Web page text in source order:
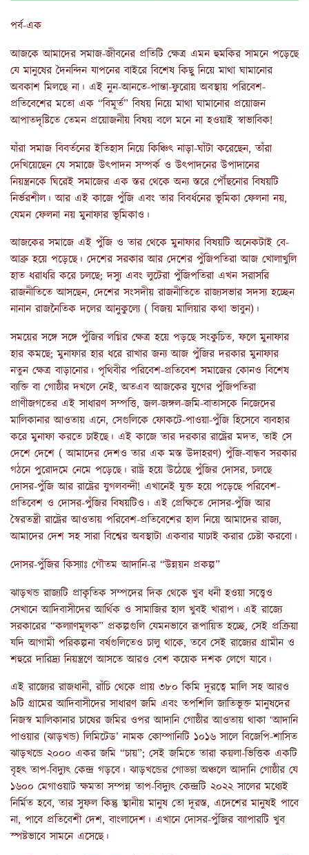
পর্ব-এক
আজকে আমাদের সমাজ-জীবনের প্রতিটি ক্ষেত্র এমন হুমকির সামনে পড়েছে
যে মানুষের দৈনন্দিন যাপনের বাইরে বিশেষ কিছু নিয়ে মাথা ঘামানোর
অবকাশ মিলছে না। এই নুন-আনতে-পান্তা-ফুরোয় অবস্থায় পরিবেশ-
প্রতিবেশের মতো এক “বিমূর্ত” বিষয় নিয়ে মাথা ঘামানোর প্রয়োজন
আপাতদৃষ্টিতে তেমন প্রয়োজনীয় বিষয় বলে মনে না হওয়াই স্বাভাবিক!
যাঁরা সমাজ বিবর্তনের ইতিহাস নিয়ে কিঞ্চিৎ নাড়া-ঘাঁটা করেছেন, তাঁরা
দেখিয়েছেন যে সমাজে উৎপাদন সম্পর্ক ও উৎপাদনের উপাদানের
নিয়ন্ত্রনকে ঘিরেই সমাজের এক স্তর থেকে অন্য স্তরে পৌঁছনোর বিষয়টি
নির্ভরশীল। আর এই কাজে পুঁজি এবং তার বিবর্ধনের ভূমিকা ফেলনা নয়,
যেমন ফেলনা নয় মুনাফার ভূমিকাও ।
আজকের সমাজে এই পুঁজি ও তার থেকে মুনাফার বিষয়টি অনেকটাই বে-
আব্রু হয়ে পড়েছে। দেশের সরকার আর দেশের পুঁজিপতিরা আজ খোলাখুলি
হাত ধরাধরি করে চলছে; দস্যু এবং লুটেরা পুঁজিপতিরা এখন সরাসরি
রাজনীতিতে আসছেন, দেশের সংসদীয় রাজনীতিতে রাজ্যসভার সদস্য হচ্ছেন
নানান রাজনৈতিক দলের আনুকুল্যে ( বিজয় মালিয়ার কথা ভাবুন)।
সময়ের সঙ্গে সঙ্গে পুঁজির লগ্নির ক্ষেত্র হয়ে পড়ছে সংকুচিত, ফলে মুনাফার
হার কমছে; মুনাফার হার ধরে রাখার জন্য আজ পুঁজির দরকার মুনাফার
নতুন ক্ষেত্র বাড়ানোর। পৃথিবীর পরিবেশ-প্রতিবেশ সমাজের কোনও বিশেষ
ব্যক্তি বা গোষ্ঠীর দখলে নেই, অতএব আজকের যুগের পুঁজিপতিরা
প্রাণীজগতের এই সাধারণ সম্পত্তি, জল-জঙ্গল-জমি-বাতাসকে নিজেদের
মালিকানার আওতায় এনে, সেগুলিকে ফোকটে-পাওয়া-পুঁজি হিসেবে ব্যবহার
করে মুনাফা করতে চাইছে। এই কাজে তার দরকার রাষ্ট্রের মদত, তাই সে
দেশে দেশে ( আমাদের দেশও তার এক মস্ত উদাহরণ) পুঁজি-বান্ধব সরকার
গঠনে পুরোদমে নেমে পড়েছে। রাষ্ট্র হয়ে উঠেছে পুঁজির দোসর, চলছে
দোসর-পুঁজি আর রাষ্ট্রের যুগলবন্দী! এখানেই যুক্ত হয়ে পড়েছে পরিবেশ-
প্রতিবেশ ও দোসর-পুঁজির বিষয়টিও। এই প্রেক্ষিতে দোসর-পুঁজি আর
স্বৈরতন্ত্রী রাষ্ট্রের আওতায় পরিবেশ-প্রতিবেশের হাল নিয়ে আমাদের রাজ্য,
আমাদের দেশ সহ সারা বিশ্বের অবস্থাটা একবার যাচাই করার চেষ্টা করবো।
দোসর-পুঁজির কিস্যাঃ গৌতম আদানি-র“উন্নয়ন প্রকল্প”
ঝাড়খন্ড রাজ্যটি প্রাকৃতিক সম্পদের দিক থেকে খুব ধনী হওয়া সত্ত্বেও
সেখানে আদিবাসীদের আর্থিক ও সামাজির হাল খুবই খারাপ। এই রাজ্যে
সরকারের“কল্যাণমূলক” প্রকল্পগুলি যেমনভাবে রূপায়িত হচ্ছে, সেই প্রক্রিয়া
যদি আগামী পরিকল্পনা বর্ষগুলিতেও চালু থাকে, তবে সেই রাজ্যের গ্রামীন ও
শহুরে দারিদ্র্য নিয়ন্ত্রণে আসতে আরও বেশ কয়েক দশক লেগে যাবে।
এই রাজ্যের রাজধানী, রাঁচি থেকে প্রায় ৩৮০ কিমি দূরত্বে মালি সহ আরও
৯টি গ্রামের আদিবাসীদের সাধারণ জমি এবং তপশিলি জাতিভূক্ত মানুষদের
নিজস্ব মালিকানার চাষের জমির ওপর আদানি গোষ্ঠীর আওতায় থাকা ‘আদানি
পাওয়ার (ঝাড়খন্ড) লিমিটেড’ নামক কোম্পানিটি ১০১৬ সালে বিজেপি-শাসিত
ঝাড়খন্ডে ২০০০ একর জমি “চায়”; সেই জমিতে তারা কয়লা-ভিত্তিক একটি
বৃহৎ তাপ-বিদ্যুৎ কেন্দ্র গড়বে। ঝাড়খন্ডের গোড্ডা অঞ্চলে আদানি গোষ্ঠীর যে
১৬০০ মেগাওয়াট ক্ষমতা সম্পন্ন তাপ-বিদ্যুৎ কেন্দ্রটি ২০২২ সালের মধ্যেই
নির্মিত হবে, তার সুফল কিন্তু স্থানীয় মানুষ তো দূরস্ত, এদেশের মানুষই পাবে
না, পাবে প্রতিবেশী দেশ, বাংলাদেশ। এখানে দোসর-পুঁজির ব্যাপারটি খুব
স্পষ্টভাবে সামনে এসেছে।